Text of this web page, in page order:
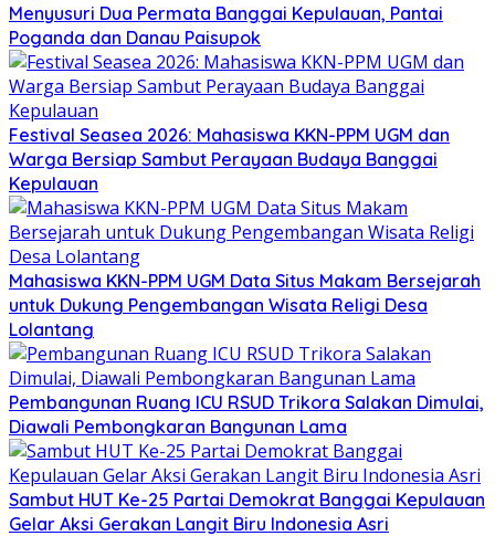
Menyusuri Dua Permata Banggai Kepulauan, Pantai
Poganda dan Danau Paisupok
Festival Seasea 2026: Mahasiswa KKN-PPM UGM dan
Warga Bersiap Sambut Perayaan Budaya Banggai
Kepulauan
Mahasiswa KKN-PPM UGM Data Situs Makam Bersejarah
untuk Dukung Pengembangan Wisata Religi Desa
Lolantang
Pembangunan Ruang ICU RSUD Trikora Salakan Dimulai,
Diawali Pembongkaran Bangunan Lama
Sambut HUT Ke-25 Partai Demokrat Banggai Kepulauan
Gelar Aksi Gerakan Langit Biru Indonesia Asri